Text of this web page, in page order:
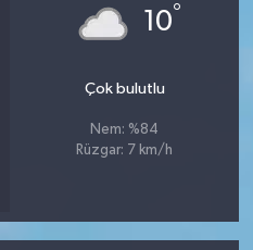
10°
Çok bulutlu
Nem: %84
Rüzgar: 7 km/h